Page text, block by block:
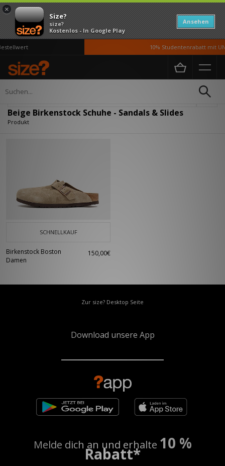
×
Size?
size?
Kostenlos - In Google Play
Ansehen
10% Studentenrabatt mit
Home Damen
Beige Birkenstock Schuhe - Sandals & Slides
Produkt
SCHNELLKAUF
Birkenstock Boston
Damen
150,00€
Zur size? Desktop Seite
Download unsere App
Melde dich an und erhalte 10 %
Rabatt*